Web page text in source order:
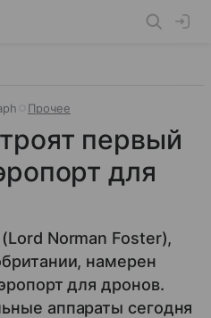
Прочее
первый
для
Norman Foster),
намерен
для дронов.
аппараты сегодня